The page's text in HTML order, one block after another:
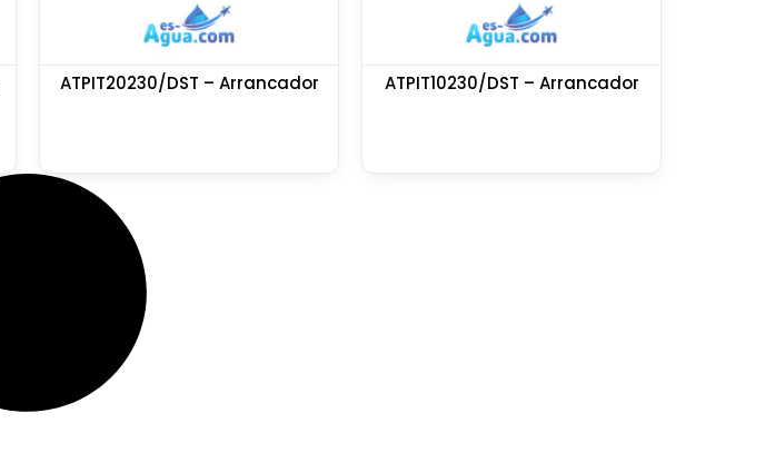
ATPIT20230/DST – Arrancador ATPIT10230/DST – Arrancador